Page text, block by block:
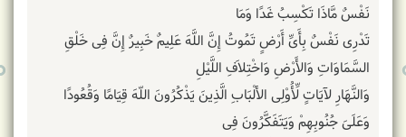
نَفْسٌ مَّاذَا تَکْسِبُ غَدًا وَمَا
تَدْرِی نَفْسٌ بِأَیِّ أَرْضٍ تَمُوتُ إِنَّ اللَّهَ عَلِیمٌ خَبِیرٌ إِنَّ فِی خَلْقِ
السَّمَاوَاتِ وَالأَرْضِ وَاخْتِلاَفِ اللَّیْلِ
وَالنَّهَارِ لآیَاتٍ لِّأُوْلِی الألْبَابِ الَّذِینَ یَذْکُرُونَ اللّهَ قِیَامًا وَقُعُودًا
وَعَلَىَ جُنُوبِهِمْ وَیَتَفَکَّرُونَ فِی